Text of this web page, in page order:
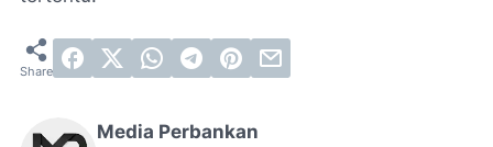
Media Perbankan